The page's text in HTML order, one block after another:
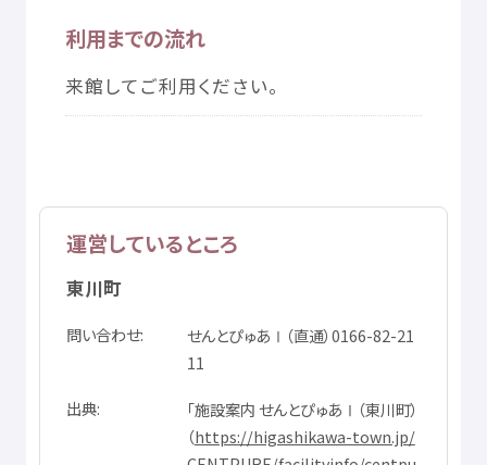
利用までの流れ
来館 してご利用ください。
運営しているところ
東川町
問い合わせ せんとぴゅあⅠ（直通）0166-82-21
11
出典
「施設案内せんとぴゅあⅠ（東川町）
（https://higashikawa-town.jp/